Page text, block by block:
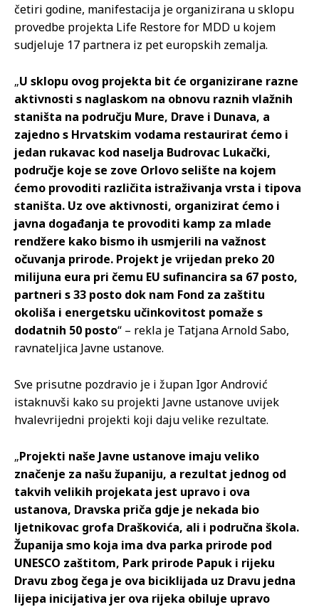
četiri godine, manifestacija je organizirana u sklopu
provedbe projekta Life Restore for MDD u kojem
sudjeluje 17 partnera iz pet europskih zemalja.
„U sklopu ovog projekta bit će organizirane razne
aktivnosti s naglaskom na obnovu raznih vlažnih
staništa na području Mure, Drave i Dunava, a
zajedno s Hrvatskim vodama restaurirat ćemo i
jedan rukavac kod naselja Budrovac Lukački,
područje koje se zove Orlovo selište na kojem
ćemo provoditi različita istraživanja vrsta i tipova
staništa. Uz ove aktivnosti, organizirat ćemo i
javna događanja te provoditi kamp za mlade
rendžere kako bismo ih usmjerili na važnost
očuvanja prirode. Projekt je vrijedan preko 20
milijuna eura pri čemu EU sufinancira sa 67 posto,
partneri s 33 posto dok nam Fond za zaštitu
okoliša i energetsku učinkovitost pomaže s
dodatnih 50 posto“ – rekla je Tatjana Arnold Sabo,
ravnateljica Javne ustanove.
Sve prisutne pozdravio je i župan Igor Andrović
istaknuvši kako su projekti Javne ustanove uvijek
hvalevrijedni projekti koji daju velike rezultate.
„Projekti naše Javne ustanove imaju veliko
značenje za našu županiju, a rezultat jednog od
takvih velikih projekata jest upravo i ova
ustanova, Dravska priča gdje je nekada bio
ljetnikovac grofa Draškovića, ali i područna škola.
Županija smo koja ima dva parka prirode pod
UNESCO zaštitom, Park prirode Papuk i rijeku
Dravu zbog čega je ova biciklijada uz Dravu jedna
lijepa inicijativa jer ova rijeka obiluje upravo